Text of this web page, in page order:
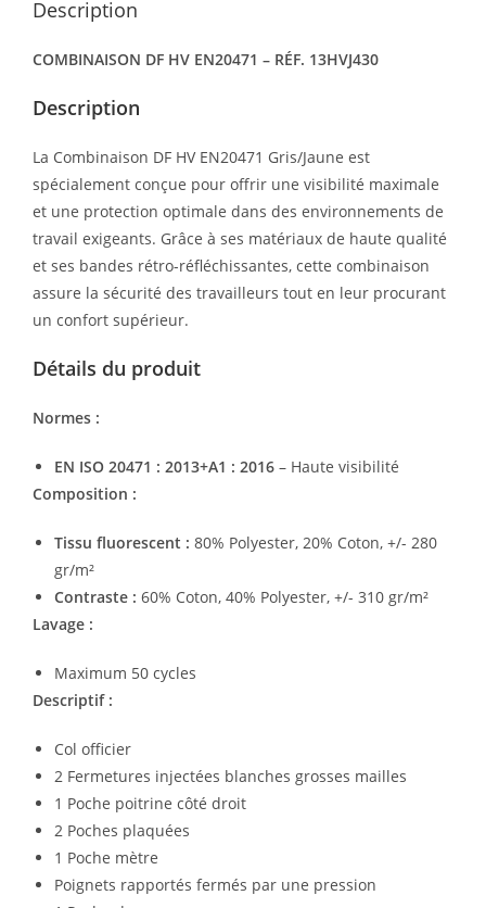
Description
COMBINAISON DF HV EN20471 – RÉF. 13HVJ430
Description
La Combinaison DF HV EN20471 Gris/Jaune est
spécialement conçue pour offrir une visibilité maximale
et une protection optimale dans des environnements de
travail exigeants. Grâce à ses matériaux de haute qualité
et ses bandes rétro-réfléchissantes, cette combinaison
assure la sécurité des travailleurs tout en leur procurant
un confort supérieur.
Détails du produit
Normes :
EN ISO 20471 : 2013+A1 : 2016 – Haute visibilité
Composition :
Tissu fluorescent : 80% Polyester, 20% Coton, +/- 280
gr/m²
Contraste : 60% Coton, 40% Polyester, +/- 310 gr/m²
Lavage :
Maximum 50 cycles
Descriptif :
Col officier
2 Fermetures injectées blanches grosses mailles
1 Poche poitrine côté droit
2 Poches plaquées
1 Poche mètre
Poignets rapportés fermés par une pression